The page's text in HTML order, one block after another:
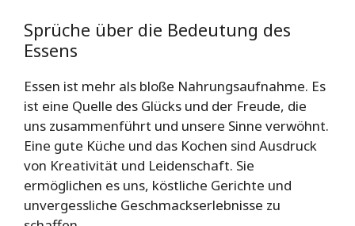
Sprüche über die Bedeutung des
Essens
Essen ist mehr als bloße Nahrungsaufnahme. Es
ist eine Quelle des Glücks und der Freude, die
uns zusammenführt und unsere Sinne verwöhnt.
Eine gute Küche und das Kochen sind Ausdruck
von Kreativität und Leidenschaft. Sie
ermöglichen es uns, köstliche Gerichte und
unvergessliche Geschmackserlebnisse zu